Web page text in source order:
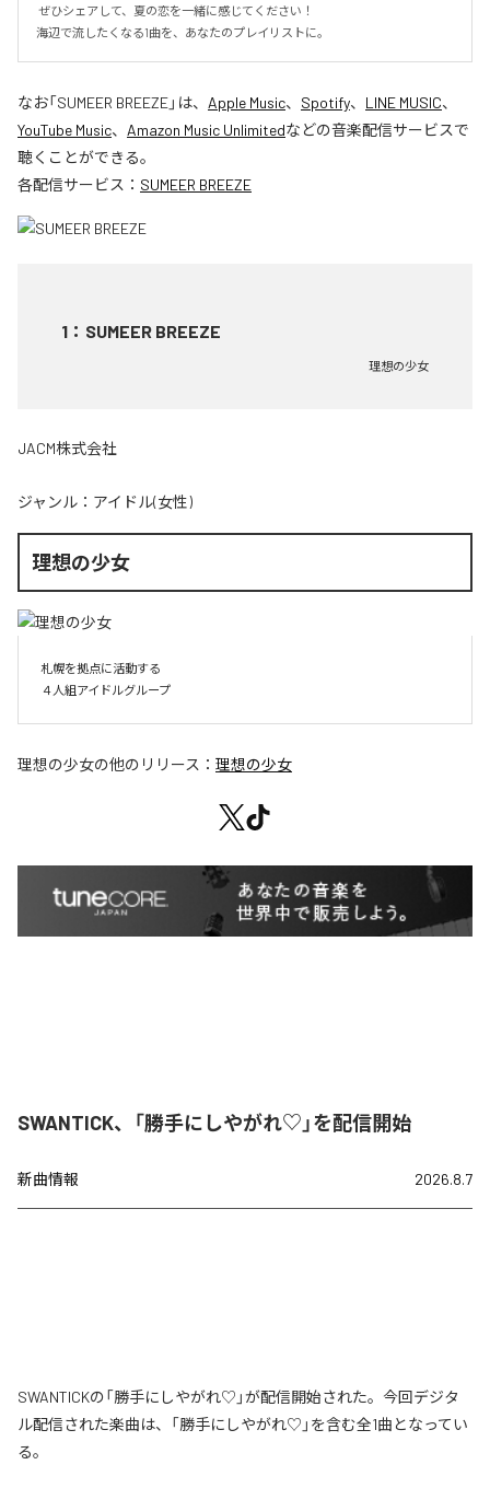
海辺で流したくなる1曲を、あなたのプレイリストに。
なお「SUMEER BREEZE」は、 Apple Music、 Spotify、 LINE MUSIC、
YouTube Music、 Amazon Music Unlimitedなどの音楽配信サービスで
聴くことができる。
各配信サービス： SUMEER BREEZE
1 ： SUMEER BREEZE
理想の少女
JACM株式会社
ジャンル： アイドル(女性)
理想の少女
札幌を拠点に活動する
４人組アイドルグループ
理想の少女の他のリリース： 理想の少女
SWANTICK、「勝手にしやがれ♡」を配信開始
新曲情報 2026.8.7
SWANTICKの「勝手にしやがれ♡」が配信開始された。今回デジタ
ル配信された楽曲は、「勝手にしやがれ♡」を含む全1曲となってい
る。